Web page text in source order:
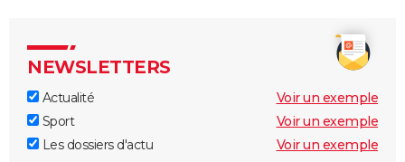
NEWSLETTERS
Actualité
Voir un exemple
Sport
Voir un exemple
Les dossiers d'actu
Voir un exemple